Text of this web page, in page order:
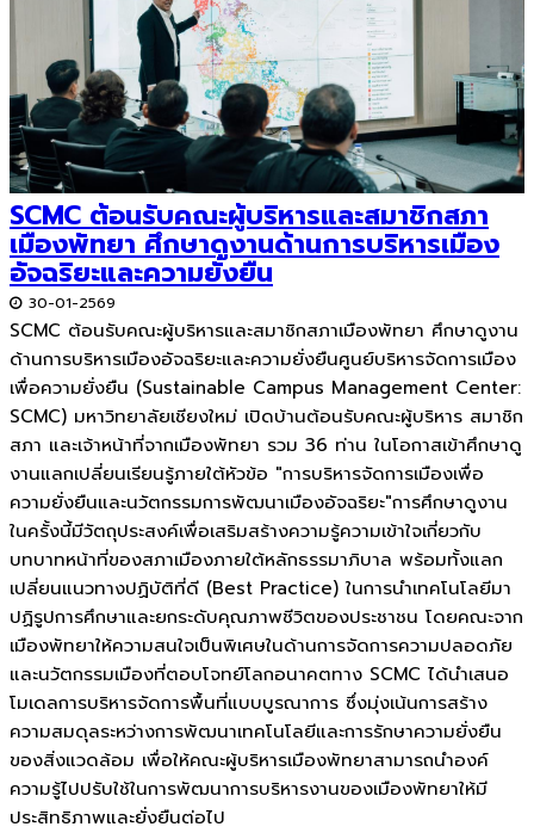
SCMC ต้อนรับคณะผู้บริหารและสมาชิกสภา
เมืองพัทยา ศึกษาดูงานด้านการบริหารเมือง
อัจฉริยะและความยั่งยืน
30-01-2569
SCMC ต้อนรับคณะผู้บริหารและสมาชิกสภาเมืองพัทยา ศึกษาดูงาน
ด้านการบริหารเมืองอัจฉริยะและความยั่งยืนศูนย์บริหารจัดการเมือง
เพื่อความยั่งยืน (Sustainable Campus Management Center:
SCMC) มหาวิทยาลัยเชียงใหม่ เปิดบ้านต้อนรับคณะผู้บริหาร สมาชิก
สภา และเจ้าหน้าที่จากเมืองพัทยา รวม 36 ท่าน ในโอกาสเข้าศึกษาดู
งานแลกเปลี่ยนเรียนรู้ภายใต้หัวข้อ "การบริหารจัดการเมืองเพื่อ
ความยั่งยืนและนวัตกรรมการพัฒนาเมืองอัจฉริยะ"การศึกษาดูงาน
ในครั้งนี้มีวัตถุประสงค์เพื่อเสริมสร้างความรู้ความเข้าใจเกี่ยวกับ
บทบาทหน้าที่ของสภาเมืองภายใต้หลักธรรมาภิบาล พร้อมทั้งแลก
เปลี่ยนแนวทางปฏิบัติที่ดี (Best Practice) ในการนำเทคโนโลยีมา
ปฏิรูปการศึกษาและยกระดับคุณภาพชีวิตของประชาชน โดยคณะจาก
เมืองพัทยาให้ความสนใจเป็นพิเศษในด้านการจัดการความปลอดภัย
และนวัตกรรมเมืองที่ตอบโจทย์โลกอนาคตทาง SCMC ได้นำเสนอ
โมเดลการบริหารจัดการพื้นที่แบบบูรณาการ ซึ่งมุ่งเน้นการสร้าง
ความสมดุลระหว่างการพัฒนาเทคโนโลยีและการรักษาความยั่งยืน
ของสิ่งแวดล้อม เพื่อให้คณะผู้บริหารเมืองพัทยาสามารถนำองค์
ความรู้ไปปรับใช้ในการพัฒนาการบริหารงานของเมืองพัทยาให้มี
ประสิทธิภาพและยั่งยืนต่อไป